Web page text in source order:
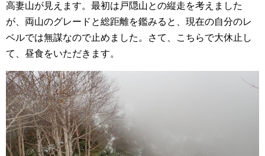
高妻山が見えます。最初は戸隠山との縦走を考えました
が、両山のグレードと総距離を鑑みると、現在の自分のレ
ベルでは無謀なので止めました。さて、こちらで大休止し
て、昼食をいただきます。